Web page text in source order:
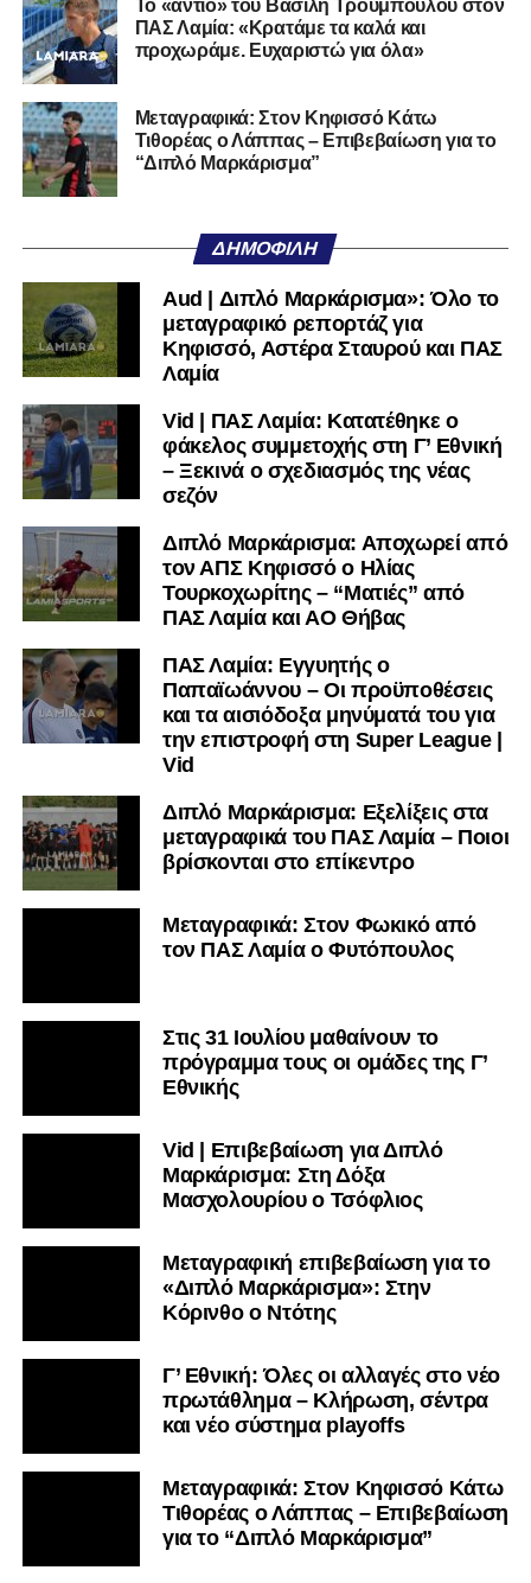
Το «αντίο» του Βασίλη Τρούμπουλου στον
ΠΑΣ Λαμία: «Κρατάμε τα καλά και
προχωράμε. Ευχαριστώ για όλα»
Μεταγραφικά: Στον Κηφισσό Κάτω
Τιθορέας ο Λάππας – Επιβεβαίωση για το
“Διπλό Μαρκάρισμα”
ΔΗΜΟΦΙΛΉ
Aud | Διπλό Μαρκάρισμα»: Όλο το
μεταγραφικό ρεπορτάζ για
Κηφισσό, Αστέρα Σταυρού και ΠΑΣ
Λαμία
Vid | ΠΑΣ Λαμία: Κατατέθηκε ο
φάκελος συμμετοχής στη Γ’ Εθνική
– Ξεκινά ο σχεδιασμός της νέας
σεζόν
Διπλό Μαρκάρισμα: Αποχωρεί από
τον ΑΠΣ Κηφισσό ο Ηλίας
Τουρκοχωρίτης – “Ματιές” από
ΠΑΣ Λαμία και ΑΟ Θήβας
ΠΑΣ Λαμία: Εγγυητής ο
Παπαϊωάννου – Οι προϋποθέσεις
και τα αισιόδοξα μηνύματά του για
την επιστροφή στη Super League |
Vid
Διπλό Μαρκάρισμα: Εξελίξεις στα
μεταγραφικά του ΠΑΣ Λαμία – Ποιοι
βρίσκονται στο επίκεντρο
Μεταγραφικά: Στον Φωκικό από
τον ΠΑΣ Λαμία ο Φυτόπουλος
Στις 31 Ιουλίου μαθαίνουν το
πρόγραμμα τους οι ομάδες της Γ’
Εθνικής
Vid | Επιβεβαίωση για Διπλό
Μαρκάρισμα: Στη Δόξα
Μασχολουρίου ο Τσόφλιος
Μεταγραφική επιβεβαίωση για το
«Διπλό Μαρκάρισμα»: Στην
Κόρινθο ο Ντότης
Γ’ Εθνική: Όλες οι αλλαγές στο νέο
πρωτάθλημα – Κλήρωση, σέντρα
και νέο σύστημα playoffs
Μεταγραφικά: Στον Κηφισσό Κάτω
Τιθορέας ο Λάππας – Επιβεβαίωση
για το “Διπλό Μαρκάρισμα”